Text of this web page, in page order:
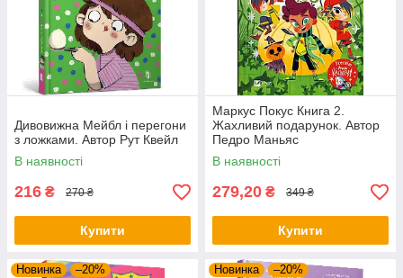
Дивовижна Мейбл і перегони
з ложками. Автор Рут Квейл
В наявності
216 ₴ 270 ₴
Купити
Маркус Покус Книга 2.
Жахливий подарунок. Автор
Педро Маньяс
В наявності
279,20 ₴ 349 ₴
Купити
Новинка –20% Новинка –20%